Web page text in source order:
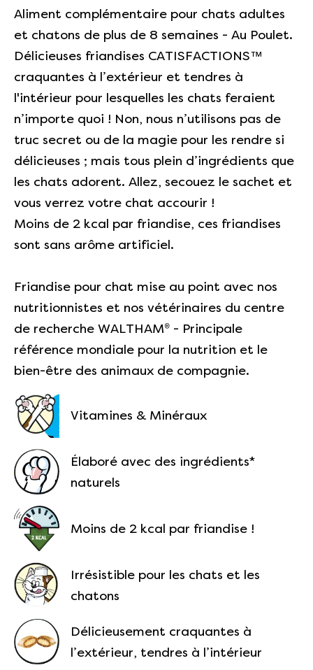
Aliment complémentaire pour chats adultes
et chatons de plus de 8 semaines - Au Poulet.
Délicieuses friandises CATISFACTIONS™
craquantes à l’extérieur et tendres à
l'intérieur pour lesquelles les chats feraient
n’importe quoi ! Non, nous n’utilisons pas de
truc secret ou de la magie pour les rendre si
délicieuses ; mais tous plein d’ingrédients que
les chats adorent. Allez, secouez le sachet et
vous verrez votre chat accourir !
Moins de 2 kcal par friandise, ces friandises
sont sans arôme artificiel.
Friandise pour chat mise au point avec nos
nutritionnistes et nos vétérinaires du centre
de recherche WALTHAM® - Principale
référence mondiale pour la nutrition et le
bien-être des animaux de compagnie.
Vitamines & Minéraux
Élaboré avec des ingrédients*
naturels
Moins de 2 kcal par friandise !
Irrésistible pour les chats et les
chatons
Délicieusement craquantes à
l’extérieur, tendres à l’intérieur